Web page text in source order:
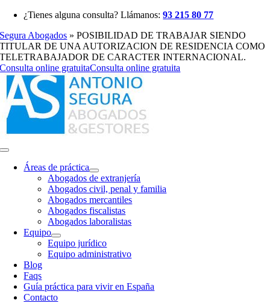
Saltar
contenido
¿Tienes alguna consulta? Llámanos:93 215 80 77
Segura Abogados »POSIBILIDAD DE TRABAJAR SIENDO
TITULAR DE UNA AUTORIZACION DE RESIDENCIA COMO
TELETRABAJADOR DE CARACTER INTERNACIONAL.
Consulta online gratuitaConsulta online gratuita
Toggle
NavigationÁreas de práctica
Abogados de extranjería
Abogados civil, penal y familia
Abogados mercantiles
Abogados fiscalistas
Abogados laboralistas
Equipo
Equipo jurídico
Equipo administrativo
Blog
Faqs
Guía práctica para vivir en España
Contacto